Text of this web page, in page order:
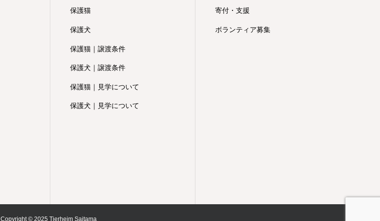
保護猫
保護犬
保護猫｜譲渡条件
保護犬｜譲渡条件
保護猫｜見学について
保護犬｜見学について
寄付・支援
ボランティア募集
Copyright © 2025 Tierheim Saitama